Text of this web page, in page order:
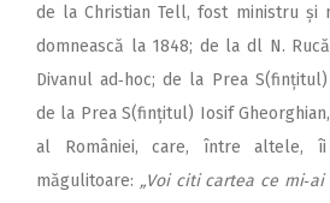
de la Christian Tell, fost ministru și
domnească la 1848; de la dl N.
Divanul ad‑hoc; de la Prea
de la Prea S(fințitul) Iosif
al României, care, între altele,
măgulitoare: „Voi citi cartea ce